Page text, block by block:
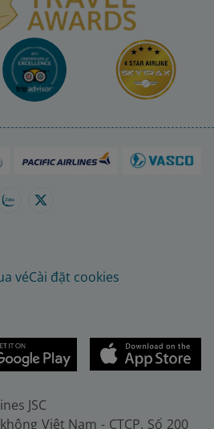
véCài đặt cookies
JSC
Việt Nam - CTCP. Số 200